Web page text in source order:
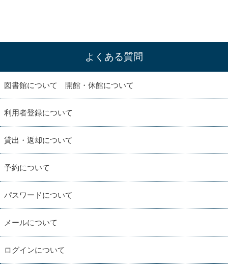
よくある質問
図書館について 開館・休館について
利用者登録について
貸出・返却について
予約について
パスワードについて
メールについて
ログインについて